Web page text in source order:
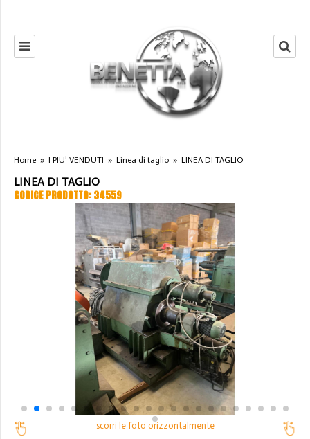
Home » I PIU' VENDUTI » Linea di taglio » LINEA DI TAGLIO
LINEA DI TAGLIO
CODICE PRODOTTO: 34559
scorri le foto orizzontalmente